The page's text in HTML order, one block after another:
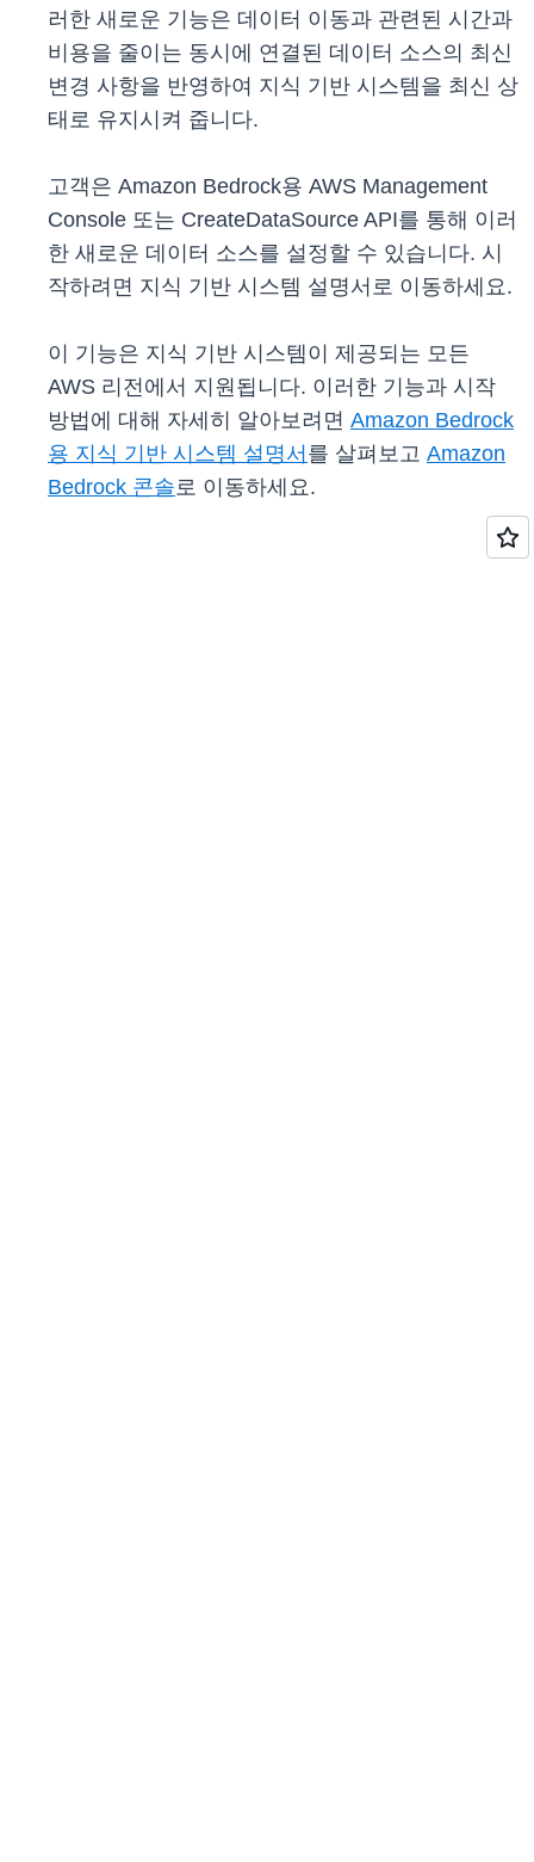
러한 새로운 기능은 데이터 이동과 관련된 시간과
비용을 줄이는 동시에 연결된 데이터 소스의 최신
변경 사항을 반영하여 지식 기반 시스템을 최신 상
태로 유지시켜 줍니다.
고객은 Amazon Bedrock용 AWS Management
Console 또는 CreateDataSource API를 통해 이러
한 새로운 데이터 소스를 설정할 수 있습니다. 시
작하려면 지식 기반 시스템 설명서로 이동하세요.
이 기능은 지식 기반 시스템이 제공되는 모든
AWS 리전에서 지원됩니다. 이러한 기능과 시작
방법에 대해 자세히 알아보려면 Amazon Bedrock
용 지식 기반 시스템 설명서 를 살펴보고 Amazon
Bedrock 콘솔로 이동하세요.